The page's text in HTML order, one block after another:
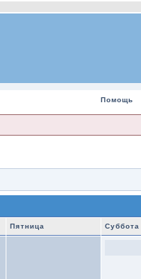
Помощь
Пятница Суббота